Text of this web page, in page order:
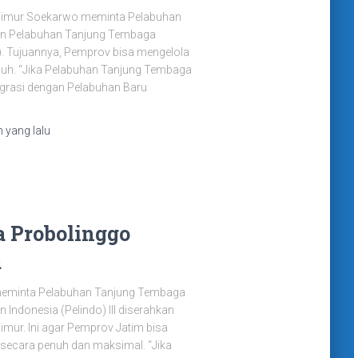
Soekarwo meminta Pelabuhan
Pelabuhan Tanjung Tembaga
Pemprov bisa mengelola
“Jika Pelabuhan Tanjung Tembaga
dengan Pelabuhan Baru
yang lalu
Probolinggo
Pelabuhan Tanjung Tembaga
Indonesia (Pelindo) III diserahkan
Ini agar Pemprov Jatim bisa
penuh dan maksimal. “Jika